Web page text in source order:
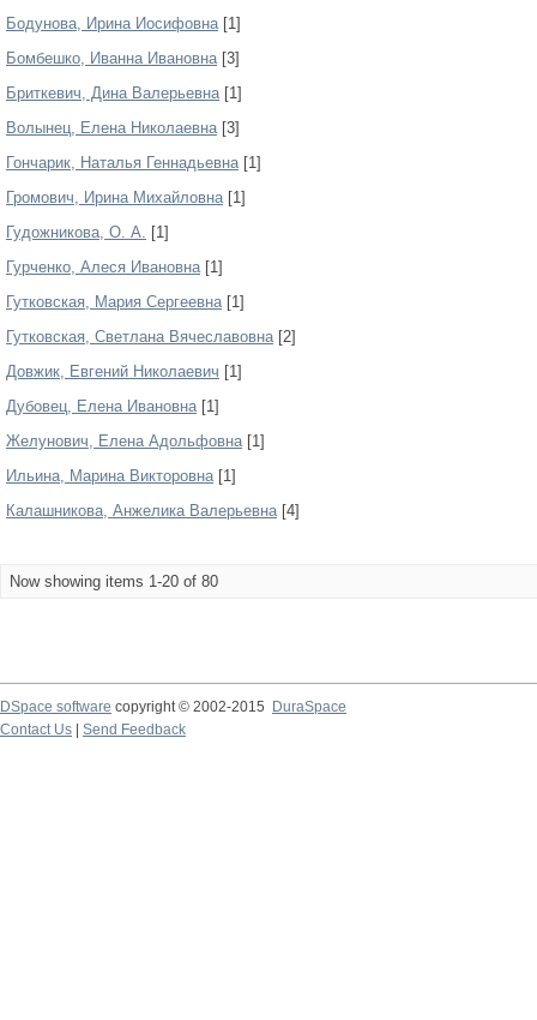
Бодунова, Ирина Иосифовна[1]
Бомбешко, Иванна Ивановна[3]
Бриткевич, Дина Валерьевна[1]
Волынец, Елена Николаевна[3]
Гончарик, Наталья Геннадьевна[1]
Громович, Ирина Михайловна[1]
Гудожникова, О. А. [1]
Гурченко, Алеся Ивановна[1]
Гутковская, Мария Сергеевна[1]
Гутковская, Светлана Вячеславовна[2]
Довжик, Евгений Николаевич [1]
Дубовец, Елена Ивановна[1]
Желунович, Елена Адольфовна[1]
Ильина, Марина Викторовна[1]
Калашникова, Анжелика Валерьевна[4]
Now showing items 1-20 of 80
DSpace software copyright © 2002-2015
DuraSpace
Contact Us
Send Feedback